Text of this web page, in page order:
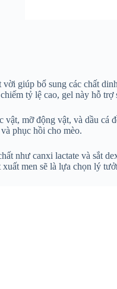
giúp bổ sung các chất
tỷ lệ cao, gel này hỗ
vật, mỡ động vật, và dầu
phục hồi cho mèo.
như canxi lactate và sắt
men sẽ là lựa chọn lý